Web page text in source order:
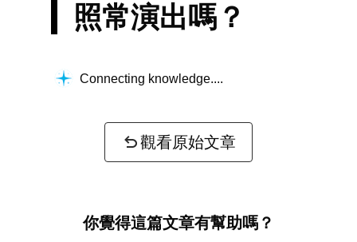
照常演出嗎？
Connecting knowledge...
觀看原始文章
你覺得這篇文章有幫助嗎？